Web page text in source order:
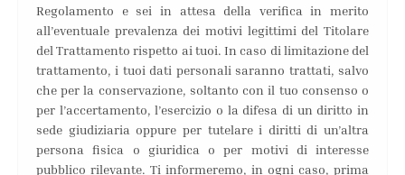
Regolamento e sei in attesa della verifica in merito
all’eventuale prevalenza dei motivi legittimi del Titolare
del Trattamento rispetto ai tuoi. In caso di limitazione del
trattamento, i tuoi dati personali saranno trattati, salvo
che per la conservazione, soltanto con il tuo consenso o
per l’accertamento, l’esercizio o la difesa di un diritto in
sede giudiziaria oppure per tutelare i diritti di un’altra
persona fisica o giuridica o per motivi di interesse
pubblico rilevante. Ti informeremo, in ogni caso, prima